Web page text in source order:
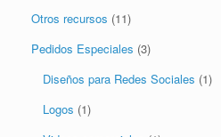
Otros recursos (11)
Pedidos Especiales (3)
Diseños para Redes Sociales (1)
Logos (1)